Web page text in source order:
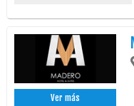
Ver más